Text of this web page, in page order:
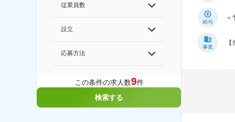
従業員数
設立
応募方法
この条件の求人数9件
検索する
給与
＜
事業